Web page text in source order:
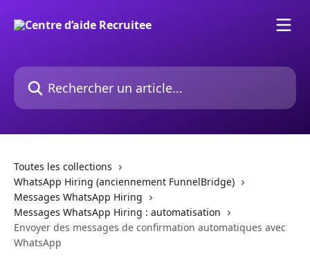
Rechercher un article...
Toutes les collections
WhatsApp Hiring (anciennement FunnelBridge)
Messages WhatsApp Hiring
Messages WhatsApp Hiring : automatisation
Envoyer des messages de confirmation automatiques avec
WhatsApp